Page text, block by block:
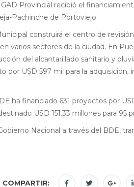
Provincial recibió el
Pachinche de Portoviejo.
construirá el centro de
varios sectores de la ciudad. En
del alcantarillado sanitario y
por USD 597 mil para la adquisición,
ha financiado 631 proyectos por
USD 151.33 millones para 95
Nacional a través del BDE,
COMPARTIR: